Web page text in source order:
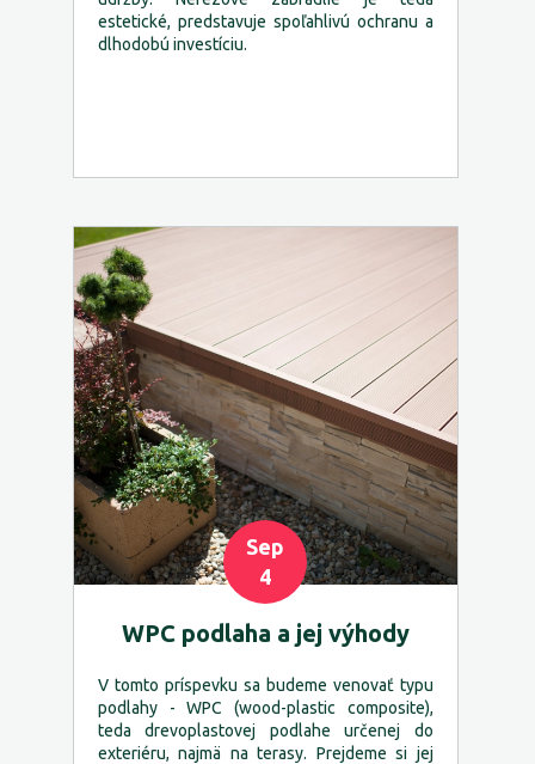
estetické, predstavuje spoľahlivú ochranu a
dlhodobú investíciu.
WPC podlaha a jej výhody
V tomto príspevku sa budeme venovať typu
podlahy - WPC (wood-plastic composite),
teda drevoplastovej podlahe určenej do
exteriéru, najmä na terasy. Prejdeme si jej
Sep
4